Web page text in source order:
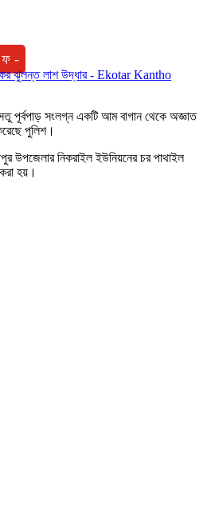
ফ -
পূর্বপাড় সংলগ্ন একটি আম বাগান থেকে অজ্ঞাত
পুলিশ।
উপজেলার নিকরাইল ইউনিয়নের চর পাথাইল
হয়।